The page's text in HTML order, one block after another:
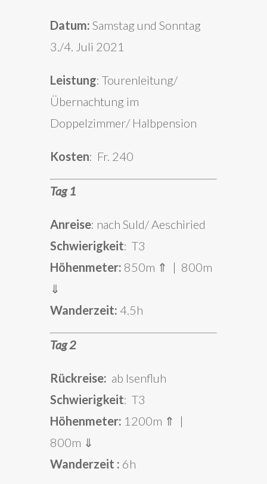
Datum: Samstag und Sonntag
3./4. Juli 2021
Leistung: Tourenleitung/
Übernachtung im
Doppelzimmer/ Halbpension
Kosten: Fr. 240
Tag 1
Anreise: nach Suld/ Aeschiried
Schwierigkeit: T3
Höhenmeter: 850m ⇑ | 800m
⇓
Wanderzeit: 4.5h
Tag 2
Rückreise: ab Isenfluh
Schwierigkeit: T3
Höhenmeter: 1200m ⇑ |
800m ⇓
Wanderzeit : 6h